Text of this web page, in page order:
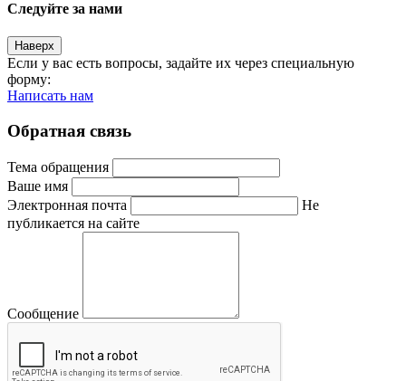
Следуйте за нами
Наверх
Если у вас есть вопросы, задайте их через специальную
форму:
Написать нам
Обратная связь
Тема обращения
Ваше имя
Электронная почта
Не
публикается на сайте
Сообщение